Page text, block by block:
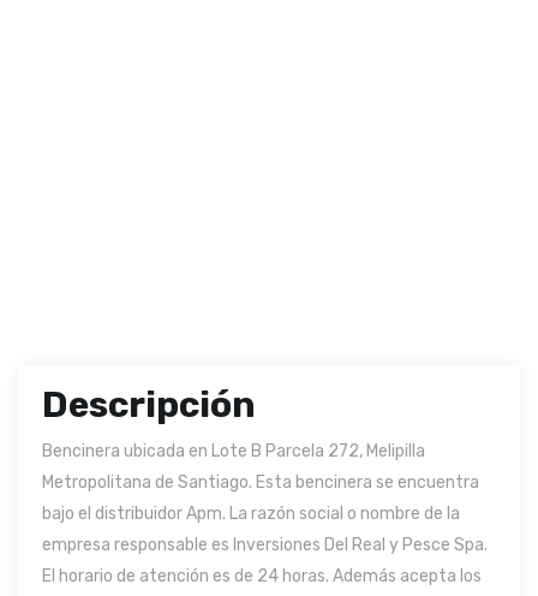
Descripción
Bencinera ubicada en Lote B Parcela 272, Melipilla
Metropolitana de Santiago. Esta bencinera se encuentra
bajo el distribuidor Apm. La razón social o nombre de la
empresa responsable es Inversiones Del Real y Pesce Spa.
El horario de atención es de 24 horas. Además acepta los